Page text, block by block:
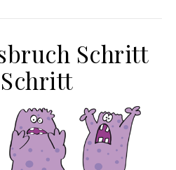
Schritt